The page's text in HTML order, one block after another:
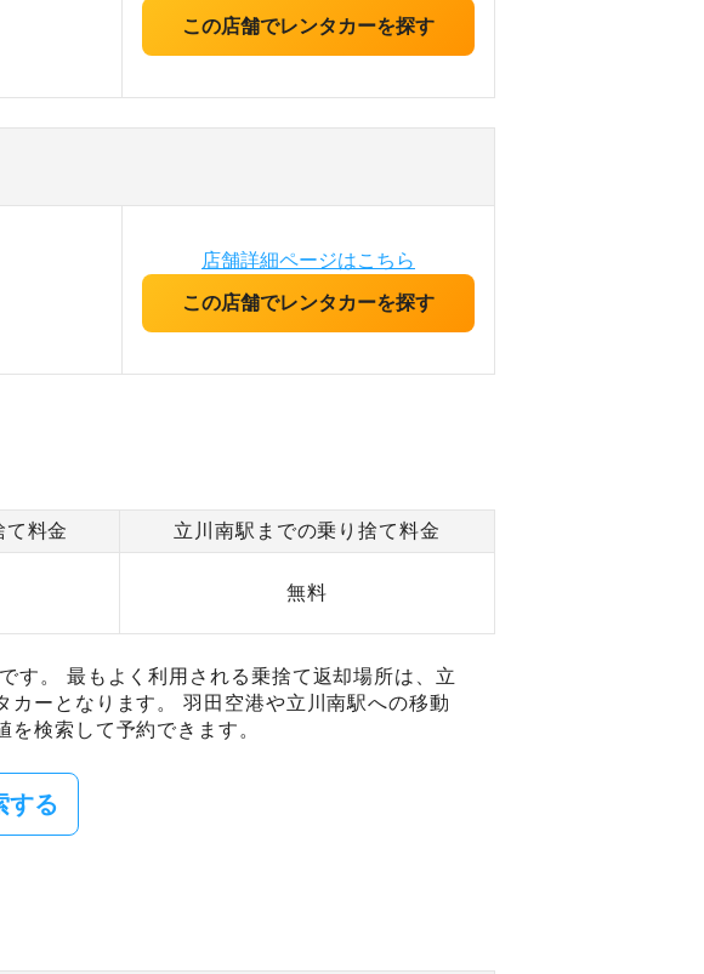
この店舗でレンタカーを探す
店舗詳細ページはこちら
この店舗でレンタカーを探す
て料金 立川南駅までの乗り捨て料金
無料
す。 最もよく利用される乗捨て返却場所は、立
ーとなります。 羽田空港や立川南駅への移動
検索して予約できます。
する